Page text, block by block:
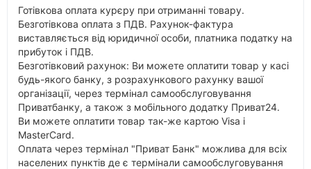
Готівкова оплата курєру при отриманні товару.
Безготівкова оплата з ПДВ. Рахунок-фактура
виставляється від юридичної особи, платника податку на
прибуток і ПДВ.
Безготівковий рахунок: Ви можете оплатити товар у касі
будь-якого банку, з розрахункового рахунку вашої
організації, через термінал самообслуговування
Приватбанку, а також з мобільного додатку Приват24.
Ви можете оплатити товар так-же картою Visa і
MasterCard.
Оплата через термінал "Приват Банк" можлива для всіх
населених пунктів де є термінали самообслуговування